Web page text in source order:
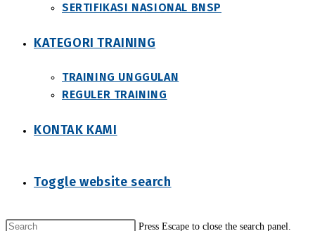
SERTIFIKASI NASIONAL BNSP
KATEGORI TRAINING
TRAINING UNGGULAN
REGULER TRAINING
KONTAK KAMI
Toggle website search
Press Escape to close the search panel.